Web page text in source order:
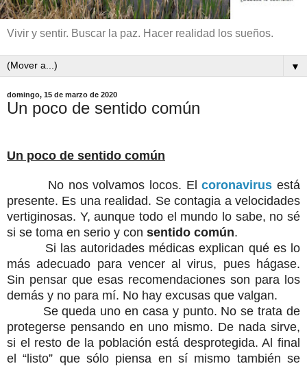
Vivir y sentir. Buscar la paz. Hacer realidad los sueños.
▼
domingo, 15 de marzo de 2020
Un poco de sentido común
Un poco de sentido común
No nos volvamos locos. Elcoronavirus está
presente. Es una realidad. Se contagia a velocidades
vertiginosas. Y, aunque todo el mundo lo sabe, no sé
si se toma en serio y con sentido común.
Si las autoridades médicas explican qué es lo
más adecuado para vencer al virus, pues hágase.
Sin pensar que esas recomendaciones son para los
demás y no para mí. No hay excusas que valgan.
Se queda uno en casa y punto. No se trata de
protegerse pensando en uno mismo. De nada sirve,
si el resto de la población está desprotegida. Al final
el “listo” que sólo piensa en sí mismo también se